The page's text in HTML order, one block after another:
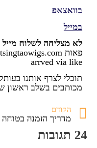
בוואצאפ
במייל
לא מצליחה לשלוח מייל
arrved via like
תוכלי לצרף אותנו
מכותבים בשלב ראשון
הקודם
24 תגובות